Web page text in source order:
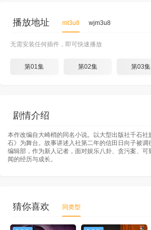
播放地址 mt3u8 wjm3u8
无需安装任何插件，即可快速播放
第01集 第02集 第03集
剧情介绍
本作改编自大崎梢的同名小说。以大型出版社千石
石》为舞台。故事讲述入社第二年的信田日向子被调
编辑部，作为新人记者，面对娱乐八卦、贪污案、
闻的经历与成长。
猜你喜欢 同类型